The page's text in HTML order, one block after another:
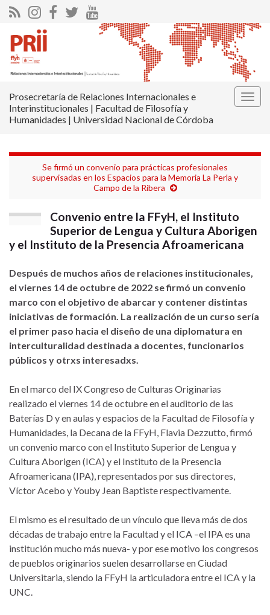
Prosecretaría de Relaciones Internacionales e
Interinstitucionales | Facultad de Filosofía y
Humanidades | Universidad Nacional de Córdoba
Se firmó un convenio para prácticas profesionales
supervisadas en los Espacios para la Memoria La Perla y
Campo de la Ribera
Convenio entre la FFyH, el Instituto
Superior de Lengua y Cultura Aborigen
y el Instituto de la Presencia Afroamericana
Después de muchos años de relaciones institucionales,
el viernes 14 de octubre de 2022 se firmó un convenio
marco con el objetivo de abarcar y contener distintas
iniciativas de formación. La realización de un curso sería
el primer paso hacia el diseño de una diplomatura en
interculturalidad destinada a docentes, funcionarios
públicos y otrxs interesadxs.
En el marco del IX Congreso de Culturas Originarias
realizado el viernes 14 de octubre en el auditorio de las
Baterías D y en aulas y espacios de la Facultad de Filosofía y
Humanidades, la Decana de la FFyH, Flavia Dezzutto, firmó
un convenio marco con el Instituto Superior de Lengua y
Cultura Aborigen (ICA) y el Instituto de la Presencia
Afroamericana (IPA), representados por sus directores,
Víctor Acebo y Youby Jean Baptiste respectivamente.
El mismo es el resultado de un vínculo que lleva más de dos
décadas de trabajo entre la Facultad y el ICA –el IPA es una
institución mucho más nueva- y por ese motivo los congresos
de pueblos originarios suelen desarrollarse en Ciudad
Universitaria, siendo la FFyH la articuladora entre el ICA y la
UNC.